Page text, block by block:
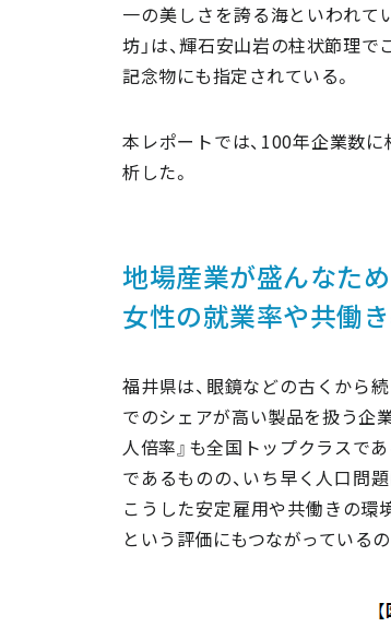
一の美しさを誇る海といわれて
坊」は、輝石安山岩の柱状節理
記念物にも指定されている。
本レポートでは、100年企業数
析した。
地場産業が盛んなため
女性の就業率や共働
福井県は、眼鏡などの古くから
でのシェアが高い製品を扱う企
人倍率』も全国トップクラスで
であるものの、いち早く人口問
こうした安定雇用や共働きの環
という評価にもつながっているの